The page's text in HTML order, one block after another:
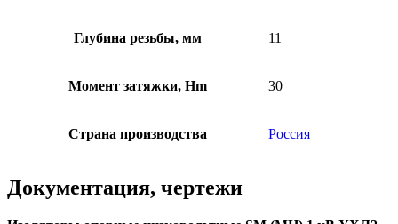
Глубина резьбы, мм 11
Момент затяжки, Hm 30
Страна производства Россия
Документация, чертежи